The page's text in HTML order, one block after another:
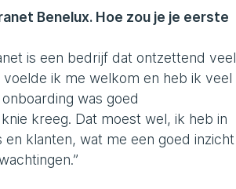
Benelux. Hoe zou je je eerste
is een bedrijf dat ontzettend veel
ik me welkom en heb ik veel
was goed
kreeg. Dat moest wel, ik heb in
klanten, wat me een goed inzicht